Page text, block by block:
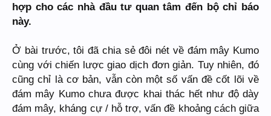
hợp cho các nhà đầu tư quan tâm đến bộ chỉ báo
này.
Ở bài trước, tôi đã chia sẻ đôi nét về đám mây Kumo
cùng với chiến lược giao dịch đơn giản. Tuy nhiên, đó
cũng chỉ là cơ bản, vẫn còn một số vấn đề cốt lõi về
đám mây Kumo chưa được khai thác hết như độ dày
đám mây, kháng cự / hỗ trợ, vấn đề khoảng cách giữa